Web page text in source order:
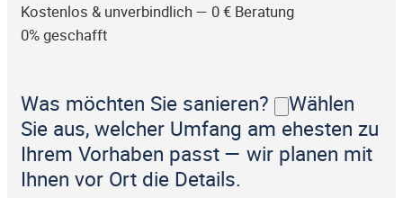
Kostenlos & unverbindlich — 0 € Beratung
0% geschafft
Was möchten Sie sanieren?
Wählen
Sie aus, welcher Umfang am ehesten zu
Ihrem Vorhaben passt — wir planen mit
Ihnen vor Ort die Details.